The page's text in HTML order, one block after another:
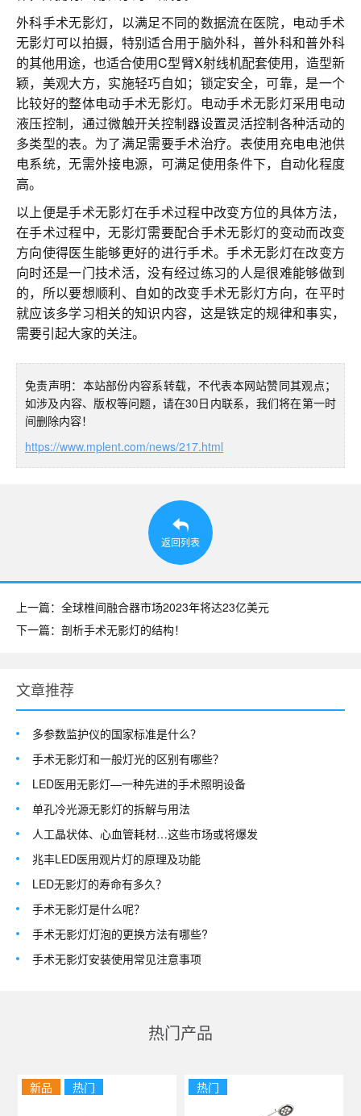
外科手术无影灯，以满足不同的数据流在医院，电动手术
无影灯可以拍摄，特别适合用于脑外科，普外科和普外科
的其他用途，也适合使用C型臂X射线机配套使用，造型新
颖，美观大方，实施轻巧自如；锁定安全，可靠，是一个
比较好的整体电动手术无影灯。电动手术无影灯采用电动
液压控制，通过微触开关控制器设置灵活控制各种活动的
多类型的表。为了满足需要手术治疗。表使用充电电池供
电系统，无需外接电源，可满足使用条件下，自动化程度
高。
以上便是手术无影灯在手术过程中改变方位的具体方法，
在手术过程中，无影灯需要配合手术无影灯的变动而改变
方向使得医生能够更好的进行手术。手术无影灯在改变方
向时还是一门技术活，没有经过练习的人是很难能够做到
的，所以要想顺利、自如的改变手术无影灯方向，在平时
就应该多学习相关的知识内容，这是铁定的规律和事实，
需要引起大家的关注。
免责声明：本站部份内容系转载，不代表本网站赞同其观点；
如涉及内容、版权等问题，请在30日内联系，我们将在第一时
间删除内容！
https://www.mplent.com/news/217.html
返回列表
上一篇：全球椎间融合器市场2023年将达23亿美元
下一篇：剖析手术无影灯的结构！
文章推荐
多参数监护仪的国家标准是什么？
手术无影灯和一般灯光的区别有哪些？
LED医用无影灯—一种先进的手术照明设备
单孔冷光源无影灯的拆解与用法
人工晶状体、心血管耗材…这些市场或将爆发
兆丰LED医用观片灯的原理及功能
LED无影灯的寿命有多久？
手术无影灯是什么呢？
手术无影灯灯泡的更换方法有哪些?
手术无影灯安装使用常见注意事项
热门产品
新品 热门 热门